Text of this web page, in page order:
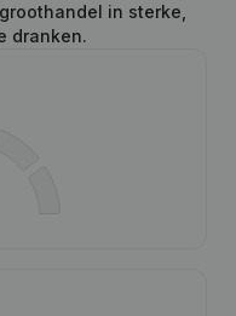
in sterke,
dranken.